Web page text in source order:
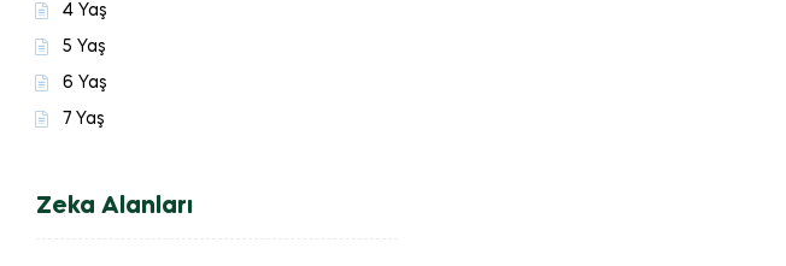
4 Yaş
5 Yaş
6 Yaş
7 Yaş
Zeka Alanları